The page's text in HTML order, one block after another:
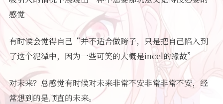
感觉
有时候会觉得自己“并不适合做跨子，只是把自己陷入到
了这个泥潭中，因为一些可笑的大概是incel的缘故”
对未来？总感觉有时候对未来非常不安非常非常不安，经
常想到的是顺直的未来。